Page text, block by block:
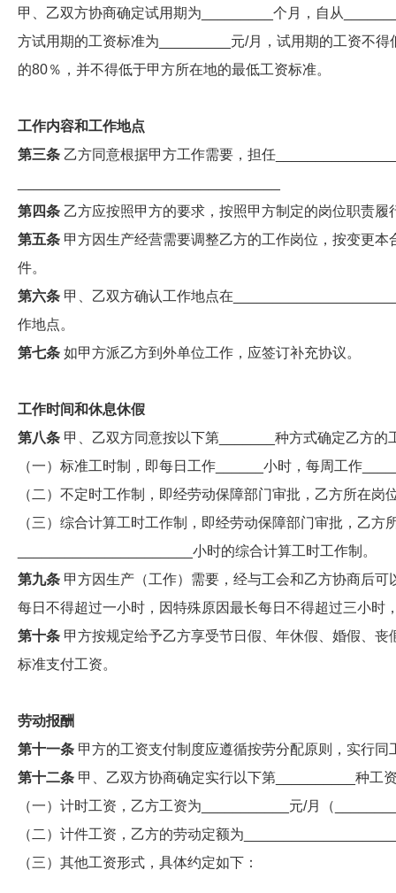
甲、乙双方协商确定试用期为_________个月，自从
方试用期的工资标准为_________元/月，试用期的工资不
的80％，并不得低于甲方所在地的最低工资标准。
工作内容和工作地点
第三条 乙方同意根据甲方工作需要，担任
第四条 乙方应按照甲方的要求，按照甲方制定的岗位职责
第五条 甲方因生产经营需要调整乙方的工作岗位，按变更
件。
第六条 甲、乙双方确认工作地点在
作地点。
第七条 如甲方派乙方到外单位工作，应签订补充协议。
工作时间和休息休假
第八条 甲、乙双方同意按以下第_______种方式确定乙方的
（一）标准工时制，即每日工作______小时，每周工作
（二）不定时工作制，即经劳动保障部门审批，乙方所在岗
（三）综合计算工时工作制，即经劳动保障部门审批，乙
______________________小时的综合计算工时工作制。
第九条 甲方因生产（工作）需要，经与工会和乙方协商后
每日不得超过一小时，因特殊原因最长每日不得超过三小时
第十条 甲方按规定给予乙方享受节日假、年休假、婚假、
标准支付工资。
劳动报酬
第十一条 甲方的工资支付制度应遵循按劳分配原则，实行同
第十二条 甲、乙双方协商确定实行以下第__________种工
（一）计时工资，乙方工资为___________元/月（
（二）计件工资，乙方的劳动定额为
（三）其他工资形式，具体约定如下：